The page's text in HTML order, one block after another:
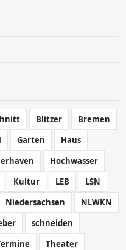
Blitzer
Bremen
Garten
Haus
Hochwasser
Kultur LEB
LSN
Niedersachsen
NLWKN
schneiden
Theater